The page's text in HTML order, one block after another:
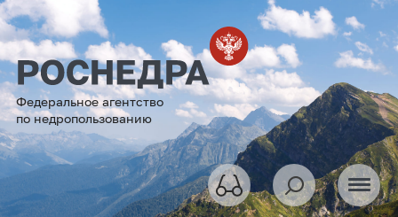
Федеральное агентство
по недропользованию